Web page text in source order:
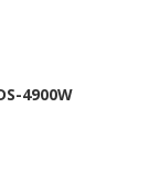
4900W